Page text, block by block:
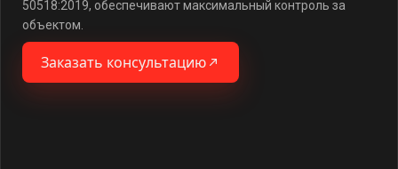
50518:2019, обеспечивают максимальный контроль за
объектом.
Заказать консультацию